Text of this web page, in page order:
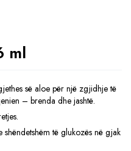
ml
së aloe për një zgjidhje të
– brenda dhe jashtë.
shëndetshëm të glukozës në gjak